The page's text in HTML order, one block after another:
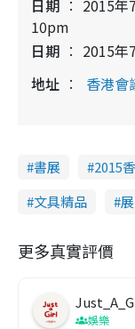
日期
2015年
10pm
日期
2015年
地址
香港會
書展
2015
文具精品
更多真實評價
娛樂